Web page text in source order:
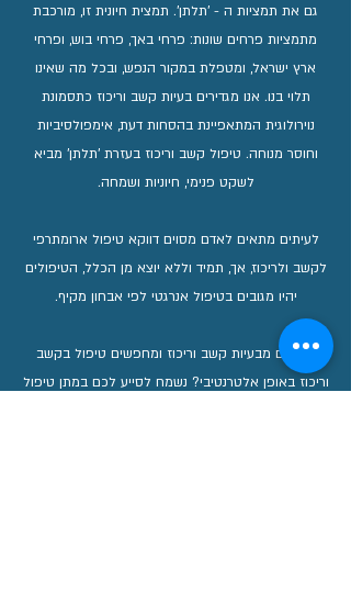
גם את תמציות ה - 'תלתן'. תמצית חיונית זו, מורכבת
מתמציות פרחים שונות: פרחי באך, פרחי בוש, ופרחי
ארץ ישראל, ומטפלת במקור הנפש, ובכל מה שאינו
תלוי בנו. אנו מגדירים בעיות קשב וריכוז כתסמונת
נוירולוגית המתאפיינת בהסחות דעת, אימפולסיביות
וחוסר מנוחה. טיפול קשב וריכוז בעזרת 'תלתן' מביא
לשקט פנימי, חיוניות ושמחה.
לעיתים מתאים לאדם מסוים דווקא טיפול ארומתרפי
לקשב ולריכוז, אך, תמיד וללא יוצא מן הכלל, הטיפולים
יהיו מגובים בטיפול אנרגטי לפי אבחון מקיף.
סובלים מבעיות קשב וריכוז ומחפשים טיפול בקשב
וריכוז באופן אלטרנטיבי? נשמח לסייע לכם במתן טיפול